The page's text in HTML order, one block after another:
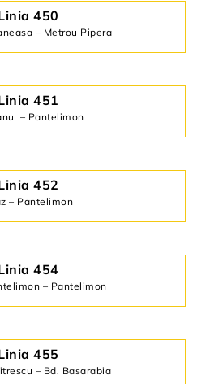
450
– Metrou Pipera
451
– Pantelimon
452
– Pantelimon
454
– Pantelimon
455
– Bd. Basarabia